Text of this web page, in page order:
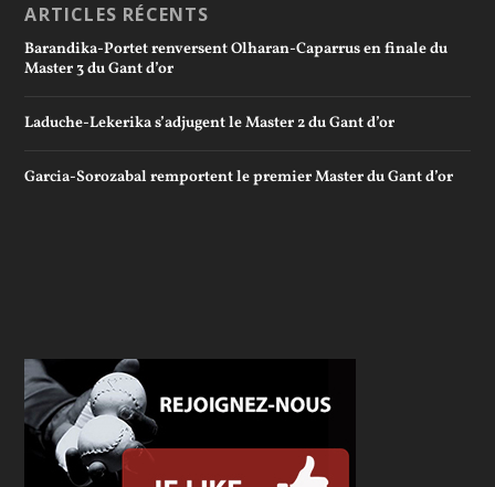
ARTICLES RÉCENTS
Barandika-Portet renversent Olharan-Caparrus en finale du
Master 3 du Gant d’or
Laduche-Lekerika s’adjugent le Master 2 du Gant d’or
Garcia-Sorozabal remportent le premier Master du Gant d’or